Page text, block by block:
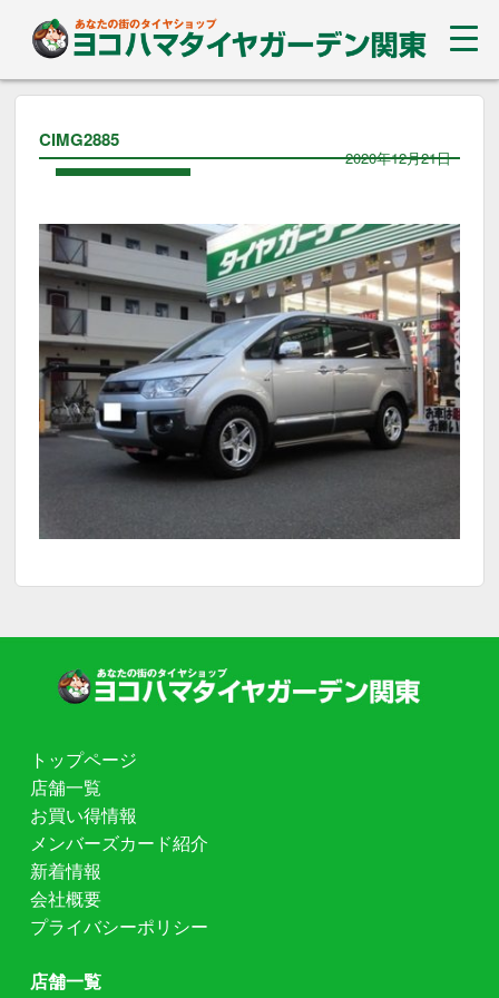
CIMG2885
2020年12月21日
トップページ
店舗一覧
お買い得情報
メンバーズカード紹介
新着情報
会社概要
プライバシーポリシー
店舗一覧